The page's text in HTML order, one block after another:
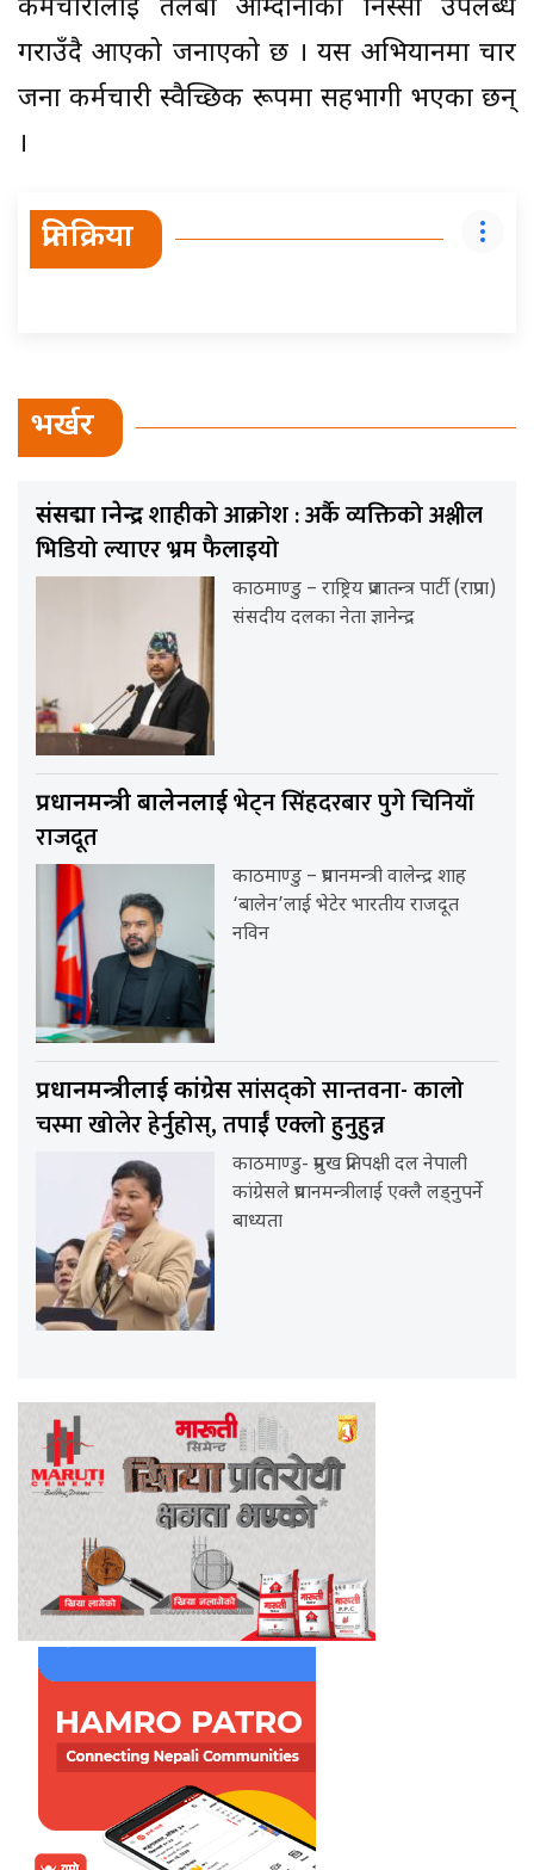
कर्मचारीलाई तलबी आम्दानीको निस्सा उपलब्ध
गराउँदै आएको जनाएको छ । यस अभियानमा चार
जना कर्मचारी स्वैच्छिक रूपमा सहभागी भएका छन्
।
प्रतिक्रिया
भर्खर
संसद्मा ज्ञानेन्द्रशाहीको आक्रोश : अर्कै व्यक्तिको अश्लील
भिडियो ल्याएर भ्रम फैलाइयो
काठमाण्डु – राष्ट्रिय प्रजातन्त्र पार्टी (राप्रपा)
संसदीय दलका नेता ज्ञानेन्द्र
प्रधानमन्त्री बालेनलाईभेट्न सिंहदरबार पुगे चिनियाँ
राजदूत
काठमाण्डु – प्रधानमन्त्री वालेन्द्र शाह
‘बालेन’लाई भेटेर भारतीय राजदूत
नविन
प्रधानमन्त्रीलाई कांग्रेससांसद्को सान्तवना- कालो
चस्मा खोलेर हेर्नुहोस्, तपाईँ एक्लो हुनुहुन्न
काठमाण्डु- प्रमुख प्रतिपक्षी दल नेपाली
कांग्रेसले प्रधानमन्त्रीलाई एक्लै लड्नुपर्ने
बाध्यता